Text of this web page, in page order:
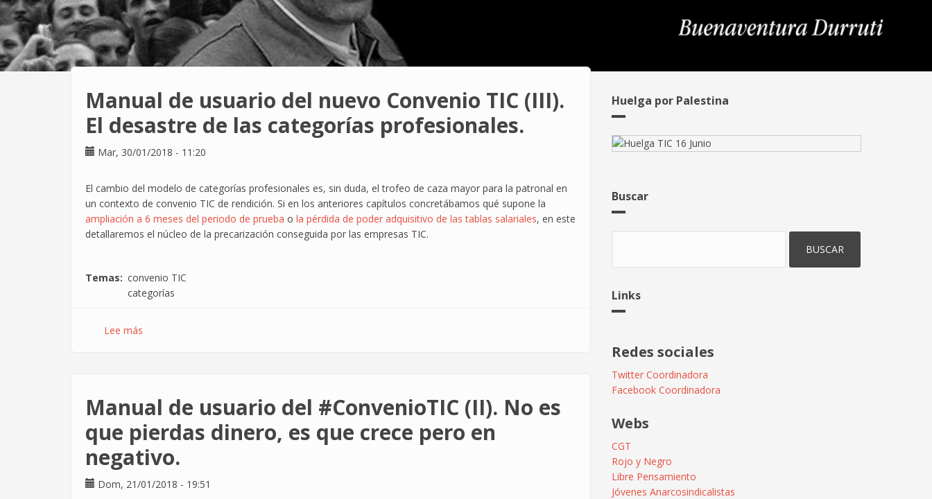
Manual de usuario del nuevo Convenio TIC (III).
El desastre de las categorías profesionales.
Mar, 30/01/2018 - 11:20
El cambio del modelo de categorías profesionales es, sin duda, el trofeo de caza mayor para la patronal en
un contexto de convenio TIC de rendición. Si en los anteriores capítulos concretábamos qué supone la
ampliación a 6 meses del periodo de prueba o la pérdida de poder adquisitivo de las tablas salariales, en este
detallaremos el núcleo de la precarización conseguida por las empresas TIC.
Temas
convenio TIC
categorías
Lee más
nuevo
Convenio
TIC
(III).
El
desastre
Manual de usuario del #ConvenioTIC (II). No es
que pierdas dinero, es que crece pero en
negativo.
Dom, 21/01/2018 - 19:51
Huelga por Palestina
Buscar
Links
Redes sociales
Twitter Coordinadora
Facebook Coordinadora
Webs
CGT
Rojo y Negro
Libre Pensamiento
Jóvenes Anarcosindicalistas